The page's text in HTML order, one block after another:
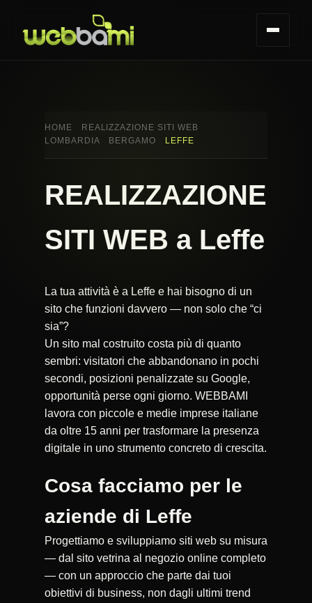
HOME
REALIZZAZIONE SITI WEB
LOMBARDIA
BERGAMO LEFFE
REALIZZAZIONE
SITI WEB a Leffe
La tua attività è a Leffe e hai bisogno di un
sito che funzioni davvero — non solo che “ci
sia”?
Un sito mal costruito costa più di quanto
sembri: visitatori che abbandonano in pochi
secondi, posizioni penalizzate su Google,
opportunità perse ogni giorno. WEBBAMI
lavora con piccole e medie imprese italiane
da oltre 15 anni per trasformare la presenza
digitale in uno strumento concreto di crescita.
Cosa facciamo per le
aziende di Leffe
Progettiamo e sviluppiamo siti web su misura
— dal sito vetrina al negozio online completo
— con un approccio che parte dai tuoi
obiettivi di business, non dagli ultimi trend